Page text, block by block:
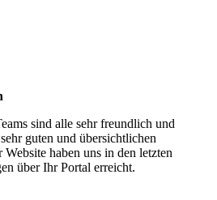
sind alle sehr freundlich und
guten und übersichtlichen
Website haben uns in den letzten
über Ihr Portal erreicht.